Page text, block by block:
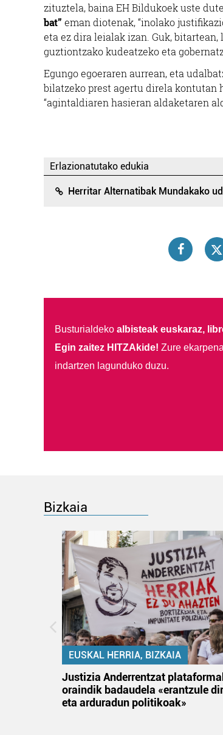
zituztela, baina EH Bildukoek uste
bat” eman diotenak, “inolako
eta ez dira leialak izan. Guk,
guztiontzako kudeatzeko eta
Egungo egoeraren aurrean, eta
bilatzeko prest agertu direla kontutan
“agintaldiaren hasieran aldaketaren
Erlazionatutako edukia
Herritar Alternatibak Mundakako
Busturialdeko albisteak euskaraz,
Egin zaitez HITZAkide! Zure
indartzen lagunduko duzu.
Bizkaia
EUSKAL HERRIA, BIZKAIA
Justizia Anderrentzat
oraindik badaudela «erantzule
eta arduradun politikoak»